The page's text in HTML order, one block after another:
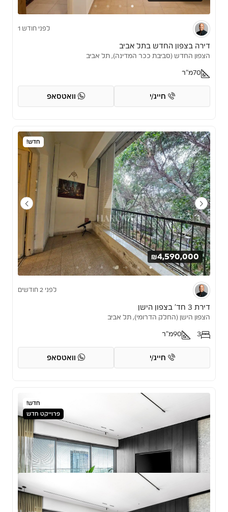
לפני חודש 1
דירה בצפון החדש בתל אביב
הצפון החדש (סביבת ככר המדינה), תל אביב
70מ"ר
חייג/י וואטסאפ
חדש!
₪4,590,000
לפני 2 חודשים
דירת 3 חד’ בצפון הישן
הצפון הישן (החלק הדרומי), תל אביב
3
90מ"ר
חייג/י וואטסאפ
חדש!
פרוייקט חדש